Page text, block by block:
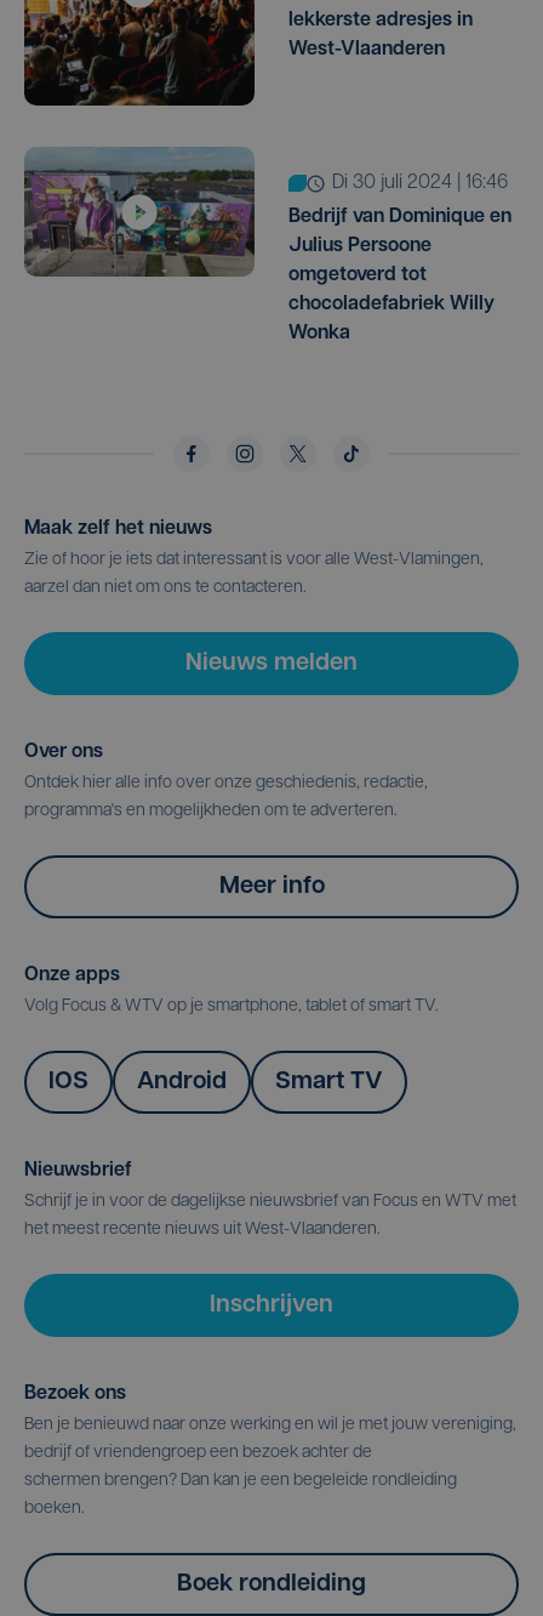
lekkerste adresjes in
West-Vlaanderen
di 30 juli 2024 | 16:46
Bedrijf van Dominique en
Julius Persoone
omgetoverd tot
chocoladefabriek Willy
Wonka
Maak zelf het nieuws
Zie of hoor je iets dat interessant is voor alle West-Vlamingen,
aarzel dan niet om ons te contacteren.
Nieuws melden
Over ons
Ontdek hier alle info over onze geschiedenis, redactie,
programma's en mogelijkheden om te adverteren.
Meer info
Onze apps
Volg Focus & WTV op je smartphone, tablet of smart TV.
IOS Android Smart TV
Nieuwsbrief
Schrijf je in voor de dagelijkse nieuwsbrief van Focus en WTV met
het meest recente nieuws uit West-Vlaanderen.
Inschrijven
Bezoek ons
Ben je benieuwd naar onze werking en wil je met jouw vereniging,
bedrijf of vriendengroep een bezoek achter de
schermen brengen? Dan kan je een begeleide rondleiding
boeken.
Boek rondleiding